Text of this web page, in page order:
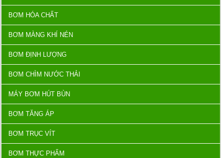
BƠM HÓA CHẤT
BƠM MÀNG KHÍ NÉN
BƠM ĐỊNH LƯỢNG
BƠM CHÌM NƯỚC THẢI
MÁY BƠM HÚT BÙN
BƠM TĂNG ÁP
BƠM TRỤC VÍT
BƠM THỰC PHẨM